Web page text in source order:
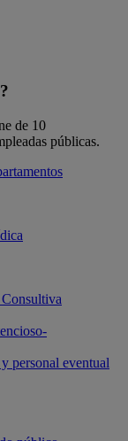
de 10
públicas.
personal eventual